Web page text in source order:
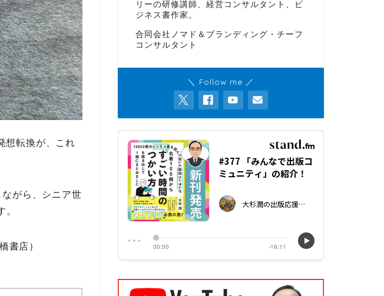
想転換が、これ
がら、 シニア世
。
書店）
リーの研修講師、経営コンサルタント、ビ
ジネス書作家。
合同会社ノマド＆ブランディング・チーフ
コンサルタント
＼ Follow me ／